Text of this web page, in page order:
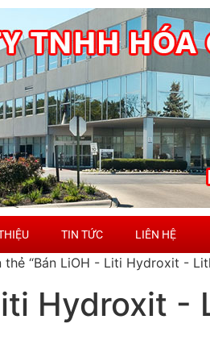
TIN TỨC LIÊN HỆ
“Bán LiOH - Liti Hydroxit -
Hydroxit -